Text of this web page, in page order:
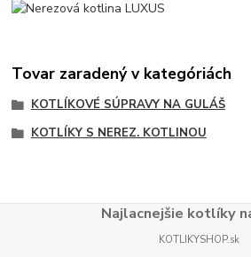
Tovar zaradený v kategóriách
KOTLÍKOVÉ SÚPRAVY NA GULÁŠ
KOTLÍKY S NEREZ. KOTLINOU
Najlacnejšie kotlíky
KOTLIKYSHOP.sk